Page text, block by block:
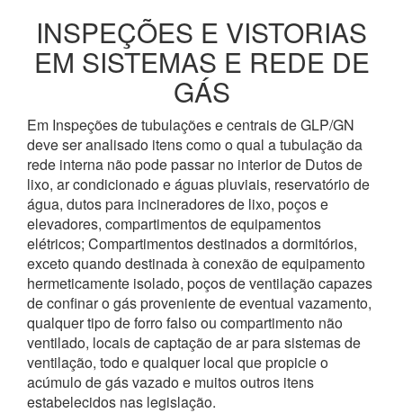
INSPEÇÕES E VISTORIAS
EM SISTEMAS E REDE DE
GÁS
Em Inspeções de tubulações e centrais de GLP/GN
deve ser analisado itens como o qual a tubulação da
rede interna não pode passar no interior de Dutos de
lixo, ar condicionado e águas pluviais, reservatório de
água, dutos para incineradores de lixo, poços e
elevadores, compartimentos de equipamentos
elétricos; Compartimentos destinados a dormitórios,
exceto quando destinada à conexão de equipamento
hermeticamente isolado, poços de ventilação capazes
de confinar o gás proveniente de eventual vazamento,
qualquer tipo de forro falso ou compartimento não
ventilado, locais de captação de ar para sistemas de
ventilação, todo e qualquer local que propicie o
acúmulo de gás vazado e muitos outros itens
estabelecidos nas legislação.